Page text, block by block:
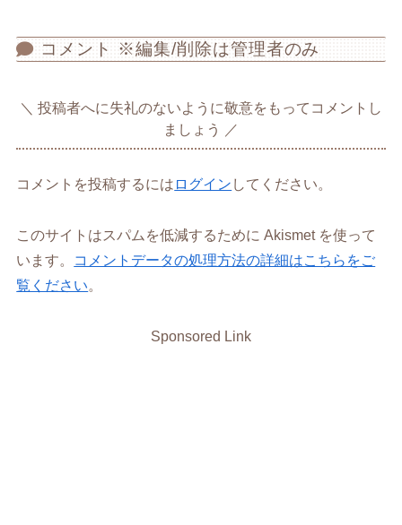
コメント ※編集/削除は管理者のみ
投稿者へに失礼のないように敬意をもってコメントし
ましょう
コメントを投稿するには ログイン してください。
このサイトはスパムを低減するために Akismet を使って
います。
コメントデータの処理方法の詳細はこちらをご
覧ください。
Sponsored Link